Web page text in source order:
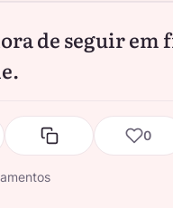
de seguir em
0